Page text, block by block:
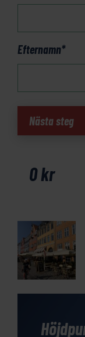
Efternamn*
Öresund
runt
Nästa steg
0kr